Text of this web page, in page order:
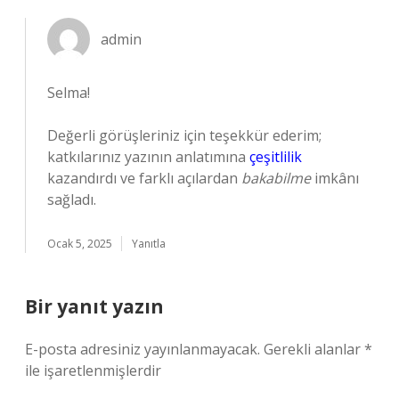
admin
Selma!
Değerli görüşleriniz için teşekkür ederim;
katkılarınız yazının anlatımına çeşitlilik
kazandırdı ve farklı açılardan bakabilmeimkânı
sağladı.
Ocak 5, 2025 Yanıtla
Bir yanıt yazın
E-posta adresiniz yayınlanmayacak. Gerekli alanlar*
ile işaretlenmişlerdir